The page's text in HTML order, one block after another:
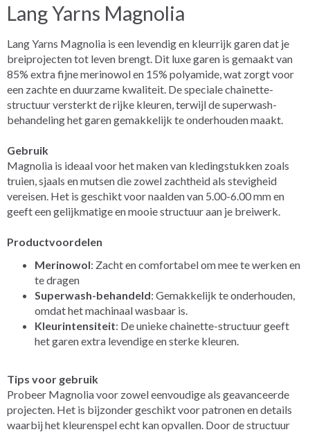
Lang Yarns Magnolia
Lang Yarns Magnolia is een levendig en kleurrijk garen dat je
breiprojecten tot leven brengt. Dit luxe garen is gemaakt van
85% extra fijne merinowol en 15% polyamide, wat zorgt voor
een zachte en duurzame kwaliteit. De speciale chainette-
structuur versterkt de rijke kleuren, terwijl de superwash-
behandeling het garen gemakkelijk te onderhouden maakt.
Gebruik
Magnolia is ideaal voor het maken van kledingstukken zoals
truien, sjaals en mutsen die zowel zachtheid als stevigheid
vereisen. Het is geschikt voor naalden van 5.00-6.00 mm en
geeft een gelijkmatige en mooie structuur aan je breiwerk.
Productvoordelen
Merinowol: Zacht en comfortabel om mee te werken en
te dragen
Superwash-behandeld: Gemakkelijk te onderhouden,
omdat het machinaal wasbaar is.
Kleurintensiteit: De unieke chainette-structuur geeft
het garen extra levendige en sterke kleuren.
Tips voor gebruik
Probeer Magnolia voor zowel eenvoudige als geavanceerde
projecten. Het is bijzonder geschikt voor patronen en details
waarbij het kleurenspel echt kan opvallen. Door de structuur